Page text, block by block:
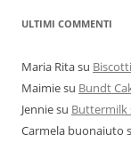
ULTIMI COMMENTI
Maria Ritasu
Maimiesu Bundt
Jenniesu Buttermilk
Carmela buonaiuto